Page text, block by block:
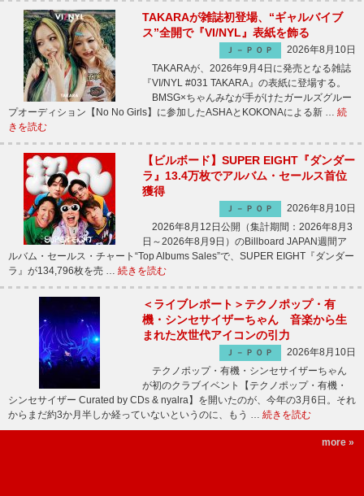
TAKARAが雑誌初登場、“ギャルバイブ
ス”全開で『VI/NYL』表紙を飾る
Ｊ－ＰＯＰ
2026年8月10日
TAKARAが、2026年9月4日に発売となる雑誌
『VI/NYL #031 TAKARA』の表紙に登場する。
BMSG×ちゃんみなが手がけたガールズグルー
プオーディション【No No Girls】に参加したASHAとKOKONAによる新 … 続
きを読む
【ビルボード】SUPER EIGHT『ダンダー
ラ』13.4万枚でアルバム・セールス首位
獲得
Ｊ－ＰＯＰ
2026年8月10日
2026年8月12日公開（集計期間：2026年8月3
日～2026年8月9日）のBillboard JAPAN週間ア
ルバム・セールス・チャート“Top Albums Sales”で、SUPER EIGHT『ダンダー
ラ』が134,796枚を売 … 続きを読む
＜ライブレポート＞テクノポップ・有
機・シンセサイザーちゃん 音楽から生
まれた次世代アイコンの引力
Ｊ－ＰＯＰ
2026年8月10日
テクノポップ・有機・シンセサイザーちゃん
が初のクラブイベント【テクノポップ・有機・
シンセサイザー Curated by CDs & nyalra】を開いたのが、今年の3月6日。それ
からまだ約3か月半しか経っていないというのに、もう … 続きを読む
more »